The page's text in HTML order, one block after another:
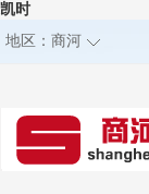
凯时
地区： 商河